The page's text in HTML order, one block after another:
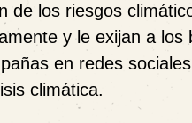
de los riesgos
y le exijan a
en redes
climática.